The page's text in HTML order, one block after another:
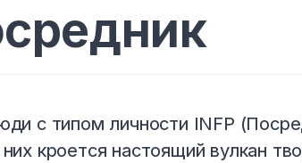
с типом личности INFP
кроется настоящий вулкан